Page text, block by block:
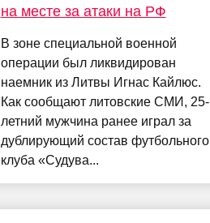
на месте за атаки на РФ
В зоне специальной военной
операции был ликвидирован
наемник из Литвы Игнас Кайлюс.
Как сообщают литовские СМИ, 25-
летний мужчина ранее играл за
дублирующий состав футбольного
клуба «Судува...